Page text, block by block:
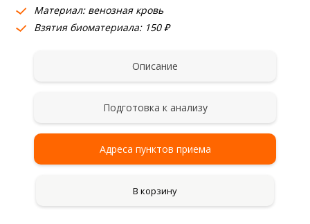
Материал: венозная кровь
Взятия биоматериала: 150 ₽
Описание
Подготовка к анализу
Адреса пунктов приема
В корзину